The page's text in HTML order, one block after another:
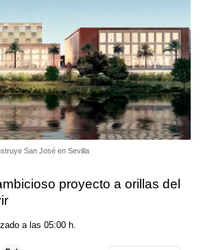
San José en Sevilla
proyecto a orillas del
a las 05:00 h.